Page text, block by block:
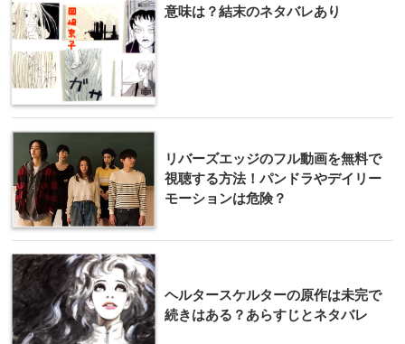
意味は？結末のネタバレあり
リバーズエッジのフル動画を無料で
視聴する方法！パンドラやデイリー
モーションは危険？
ヘルタースケルターの原作は未完で
続きはある？あらすじとネタバレ